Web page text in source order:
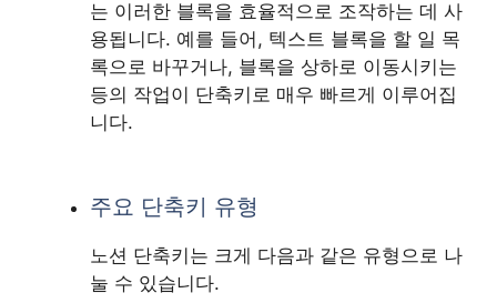
는 이러한 블록을 효율적으로 조작하는 데 사
용됩니다. 예를 들어, 텍스트 블록을 할 일 목
록으로 바꾸거나, 블록을 상하로 이동시키는
등의 작업이 단축키로 매우 빠르게 이루어집
니다.
주요 단축키 유형
노션 단축키는 크게 다음과 같은 유형으로 나
눌 수 있습니다.